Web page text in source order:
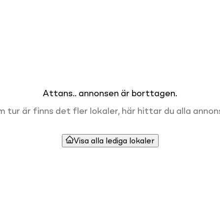
Attans.. annonsen är borttagen.
tur är finns det fler lokaler, här hittar du alla
Visa alla lediga lokaler